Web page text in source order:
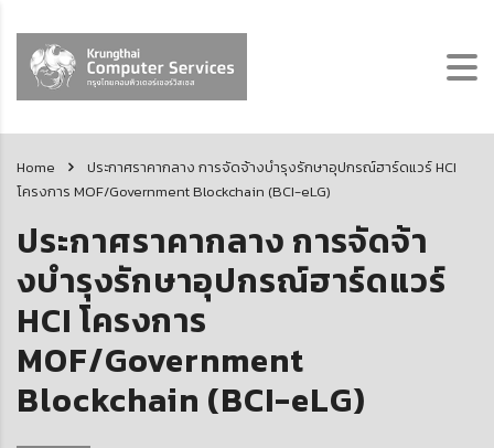
Home
ประกาศราคากลาง การจัดจ้างบํารุงรักษาอุปกรณ์ฮาร์ดแวร์ HCI
โครงการ MOF/Government Blockchain (BCI-eLG)
ประกาศราคากลาง การจัดจ้า
งบํารุงรักษาอุปกรณ์ฮาร์ดแวร์
HCI โครงการ
MOF/Government
Blockchain (BCI-eLG)